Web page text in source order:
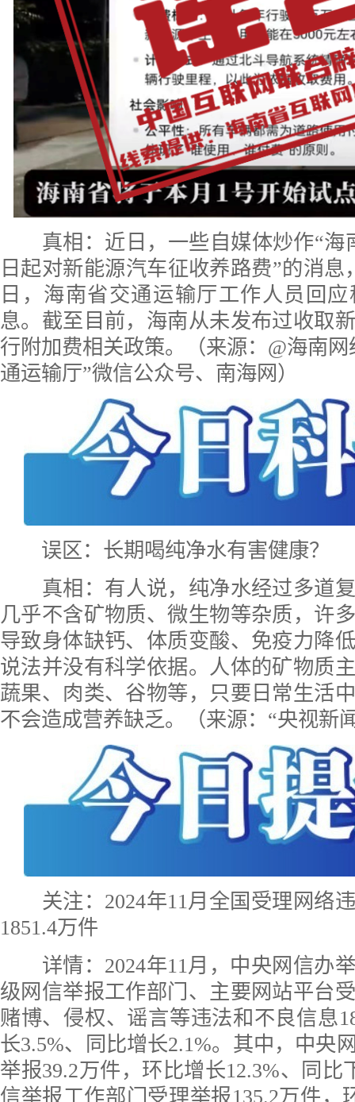
真相： 近日，一些自媒体炒作“海
日起对新能源汽车征收养路费”的消息
日，海南省交通运输厅工作人员回
息。截至目前，海南从未发布过收取
行附加费相关政策。（来源：@海南
通运输厅”微信公众号、南海网）
误区：长期喝纯净水有害健康？
真相： 有人说，纯净水经过多道
几乎不含矿物质、微生物等杂质，许
导致身体缺钙、体质变酸、免疫力降
说法并没有科学依据。人体的矿物质
蔬果、肉类、谷物等，只要日常生活
不会造成营养缺乏。（来源：“央视新
关注：2024年11月全国受理网络
1851.4万件
详情： 2024年11月，中央网信办
级网信举报工作部门、主要网站平台
赌博、侵权、谣言等违法和不良信息
长3.5%、同比增长2.1%。其中，中央
举报39.2万件，环比增长12.3%、同比
信举报工作部门受理举报135.2万件，